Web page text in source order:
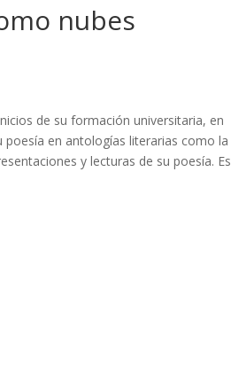
nubes
de su formación universitaria, en
en antologías literarias como la
y lecturas de su poesía. Es